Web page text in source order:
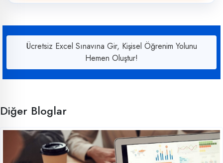
Ücretsiz Excel Sınavına Gir, Kişisel Öğrenim Yolunu
Hemen Oluştur!
Diğer Bloglar